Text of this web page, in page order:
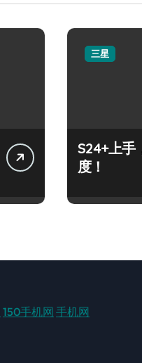
三星
S24+上手
度！
150手机网 手机网